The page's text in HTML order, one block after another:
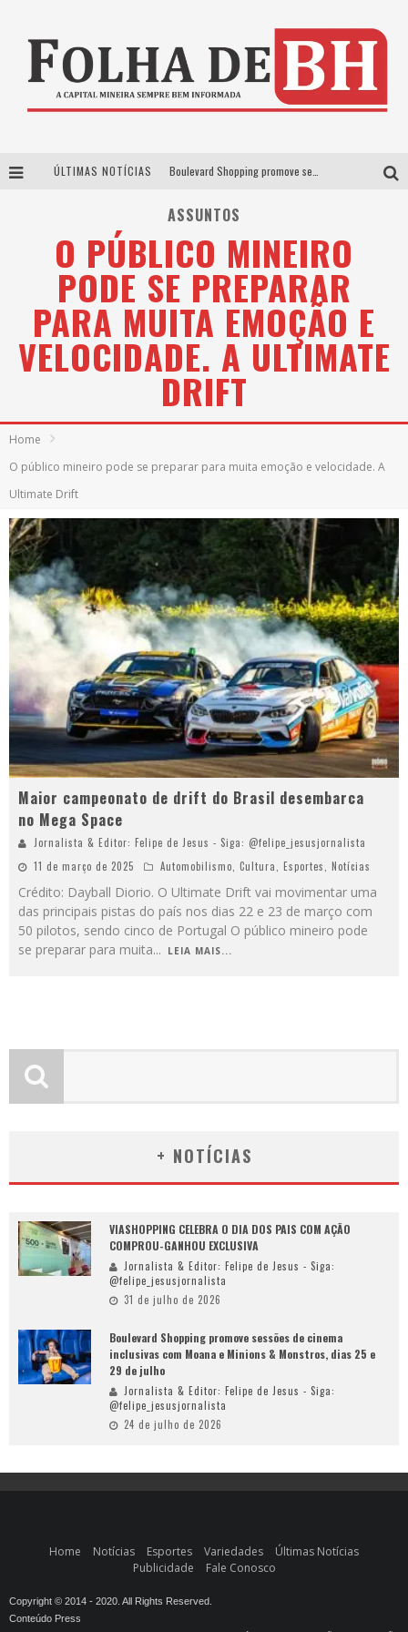
ÚLTIMAS NOTÍCIAS
Em julho, Boulevard Shopping sorteia produtos Apple aos clientes do seu Programa de Benefícios
VIASHOPPING CELEBRA O DIA DOS PAIS COM AÇÃO COMPROU-GANHOU EXCLUSIVA
ASSUNTOS
O PÚBLICO MINEIRO
PODE SE PREPARAR
PARA MUITA EMOÇÃO E
VELOCIDADE. A ULTIMATE
DRIFT
Home
O público mineiro pode se preparar para muita emoção e velocidade. A
Ultimate Drift
Maior campeonato de drift do Brasil desembarca
no Mega Space
Jornalista & Editor: Felipe de Jesus - Siga: @felipe_jesusjornalista
11 de março de 2025
Automobilismo, Cultura, Esportes, Notícias
Crédito: Dayball Diorio. O Ultimate Drift vai movimentar uma
das principais pistas do país nos dias 22 e 23 de março com
50 pilotos, sendo cinco de Portugal O público mineiro pode
se preparar para muita... LEIA MAIS...
+ NOTÍCIAS
VIASHOPPING CELEBRA O DIA DOS PAIS COM AÇÃO
COMPROU-GANHOU EXCLUSIVA
Jornalista & Editor: Felipe de Jesus - Siga:
@felipe_jesusjornalista
31 de julho de 2026
Boulevard Shopping promove sessões de cinema
inclusivas com Moana e Minions & Monstros, dias 25 e
29 de julho
Jornalista & Editor: Felipe de Jesus - Siga:
@felipe_jesusjornalista
24 de julho de 2026
Home Notícias Esportes Variedades
Últimas Notícias
Publicidade
Fale Conosco
Copyright © 2014 - 2020. All Rights Reserved.
Conteúdo Press